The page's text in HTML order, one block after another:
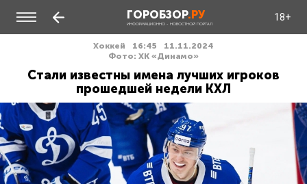
ГОРОБЗОР.РУ
ИНФОРМАЦИОННО - НОВОСТНОЙ ПОРТАЛ
18+
Хоккей 16:45
11.11.2024
Фото: ХК «Динамо»
Стали известны имена лучших игроков
прошедшей недели КХЛ